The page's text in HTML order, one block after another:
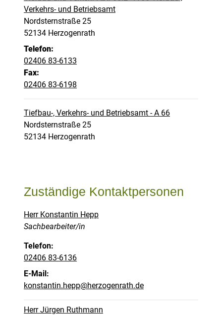
Verkehrs- und Betriebsamt
Straße:
Nordsternstraße Hausnummer:
25
PLZ:
52134 Ort:
Herzogenrath
Telefon:
02406 83-6133
Fax:
02406 83-6198
Tiefbau-, Verkehrs- und Betriebsamt - A 66
Straße:
Nordsternstraße Hausnummer:
25
PLZ:
52134 Ort:
Herzogenrath
Zuständige Kontaktpersonen
Herr Konstantin Hepp
Position:
Sachbearbeiter/in
Telefon:
02406 83-6136
E-Mail:
konstantin.hepp@herzogenrath.de
Herr Jürgen Ruthmann